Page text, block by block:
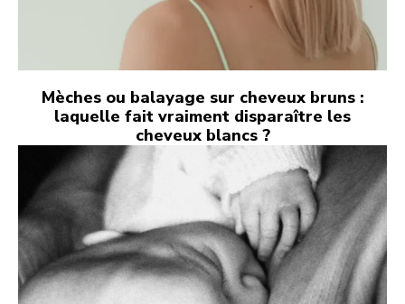
Mèches ou balayage sur cheveux bruns :
laquelle fait vraiment disparaître les
cheveux blancs ?